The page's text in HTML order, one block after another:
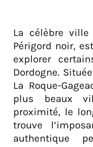
La célèbre
Périgord noir,
explorer
Dordogne.
La Roque-
plus beaux
proximité, le
trouve
authentique